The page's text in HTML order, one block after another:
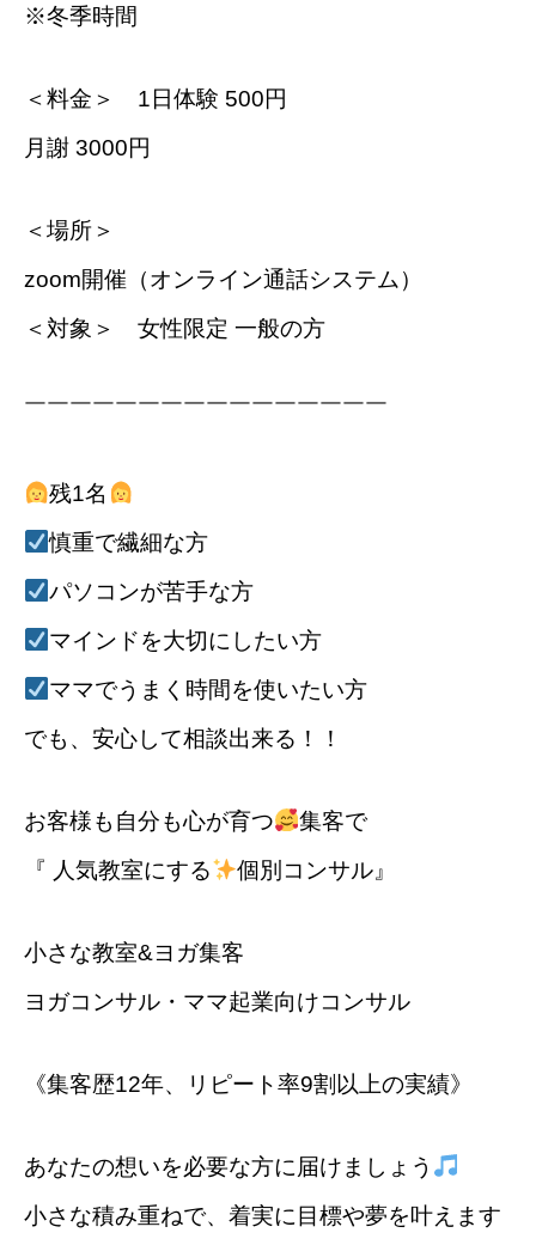
※冬季時間
＜料金＞ 1日体験 500円
月謝 3000円
＜場所＞
zoom開催（オンライン通話システム）
＜対象＞ 女性限定 一般の方
￣￣￣￣￣￣￣￣￣￣￣￣￣￣￣￣
残1名
慎重で繊細な方
パソコンが苦手な方
マインドを大切にしたい方
ママでうまく時間を使いたい方
でも、安心して相談出来る！！
お客様も自分も心が育つ
集客で
『 人気教室にする
個別コンサル』
小さな教室&ヨガ集客
ヨガコンサル・ママ起業向けコンサル
《集客歴12年、リピート率9割以上の実績》
あなたの想いを必要な方に届けましょう
小さな積み重ねで、着実に目標や夢を叶えます